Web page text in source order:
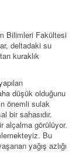
Bilimleri Fakültesi
deltadaki su
kuraklık
düşük olduğunu
önemli sulak
bir sahasıdır.
alçalma görülüyor.
Bu
yağış azlığı